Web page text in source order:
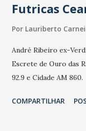
Futricas
Por Lauriberto
André Ribeiro ex-
Escrete de Ouro das
92.9 e Cidade AM 860.
COMPARTILHAR